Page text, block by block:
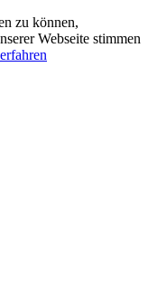
zu können,
Webseite stimmen